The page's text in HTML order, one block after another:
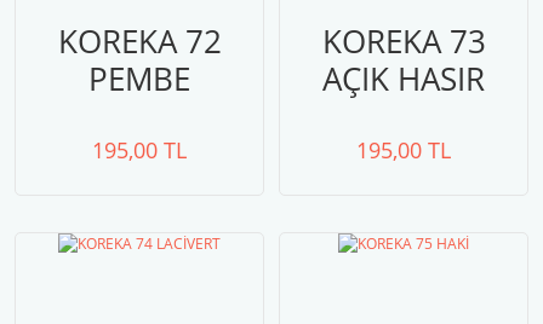
KOREKA 72
PEMBE
195,00 TL
KOREKA 73
AÇIK HASIR
195,00 TL